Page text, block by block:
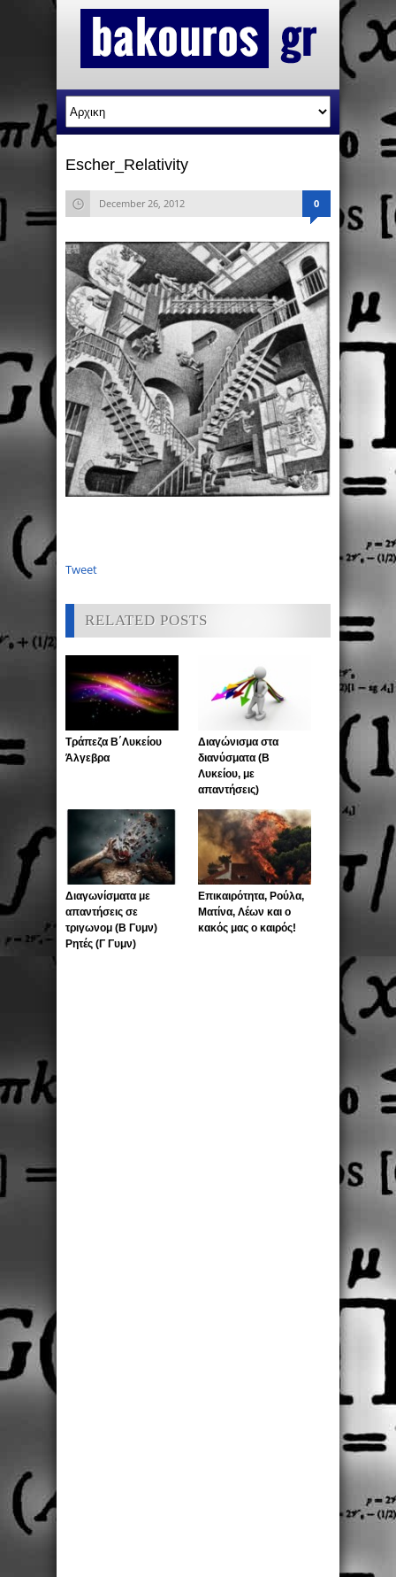
Escher_Relativity
December 26, 2012 0
Tweet
RELATED POSTS
Τράπεζα Β΄Λυκείου
Άλγεβρα
Διαγώνισμα στα
διανύσματα (Β
Λυκείου, με
απαντήσεις)
Διαγωνίσματα με
απαντήσεις σε
τριγωνομ (Β Γυμν)
Ρητές (Γ Γυμν)
Επικαιρότητα, Ρούλα,
Ματίνα, Λέων και ο
κακός μας ο καιρός!